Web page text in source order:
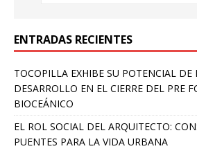
ENTRADAS RECIENTES
TOCOPILLA EXHIBE SU POTENCIAL DE
DESARROLLO EN EL CIERRE DEL PRE
BIOCEÁNICO
EL ROL SOCIAL DEL ARQUITECTO:
PUENTES PARA LA VIDA URBANA